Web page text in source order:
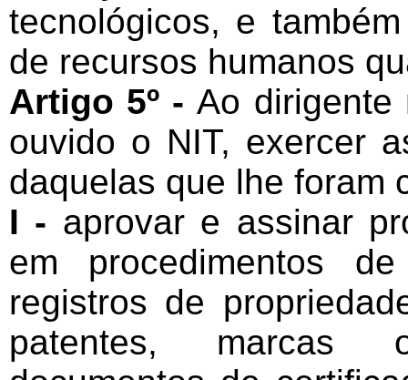
tecnológicos, e
de recursos humanos
Artigo 5º -Ao dirigente
ouvido o NIT, exercer
daquelas que lhe foram
I - aprovar e assinar
em procedimentos
registros de
patentes, marcas